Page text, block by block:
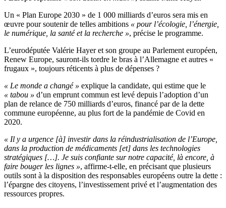
Un « Plan Europe 2030 » de 1 000 milliards d’euros sera mis en
œuvre pour soutenir de telles ambitions « pour l’écologie, l’énergie,
le numérique, la santé et la recherche », précise le programme.
L’eurodéputée Valérie Hayer et son groupe au Parlement européen,
Renew Europe, sauront-ils tordre le bras à l’Allemagne et autres «
frugaux », toujours réticents à plus de dépenses ?
« Le monde a changé » explique la candidate, qui estime que le
« tabou » d’un emprunt commun est levé depuis l’adoption d’un
plan de relance de 750 milliards d’euros, financé par de la dette
commune européenne, au plus fort de la pandémie de Covid en
2020.
« Il y a urgence [à] investir dans la réindustrialisation de l’Europe,
dans la production de médicaments [et] dans les technologies
stratégiques […]. Je suis confiante sur notre capacité, là encore, à
faire bouger les lignes », affirme-t-elle, en précisant que plusieurs
outils sont à la disposition des responsables européens outre la dette :
l’épargne des citoyens, l’investissement privé et l’augmentation des
ressources propres.